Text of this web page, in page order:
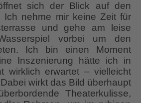
sich der Blick auf den
Ich nehme mir keine Zeit für
und gehe am leise
vorbei um den
Ich bin einen Moment
Inszenierung hätte ich in
wirklich erwartet – vielleicht
wirkt das Bild überhaupt
Theaterkulisse,